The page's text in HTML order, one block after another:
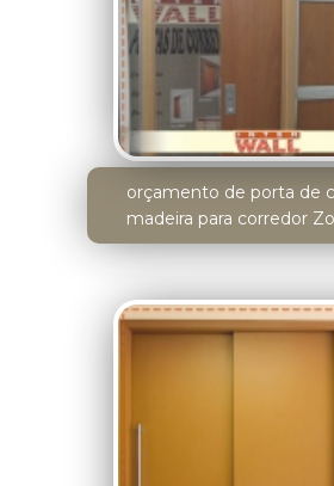
orçamento de porta de
madeira para corredor